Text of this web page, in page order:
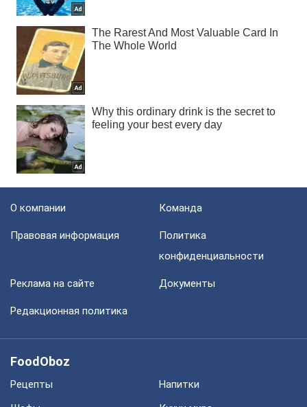
О компании Команда
Правовая информация
Политика
конфиденциальности
Реклама на сайте Документы
Редакционная политика
FoodOboz
Рецепты
Напитки